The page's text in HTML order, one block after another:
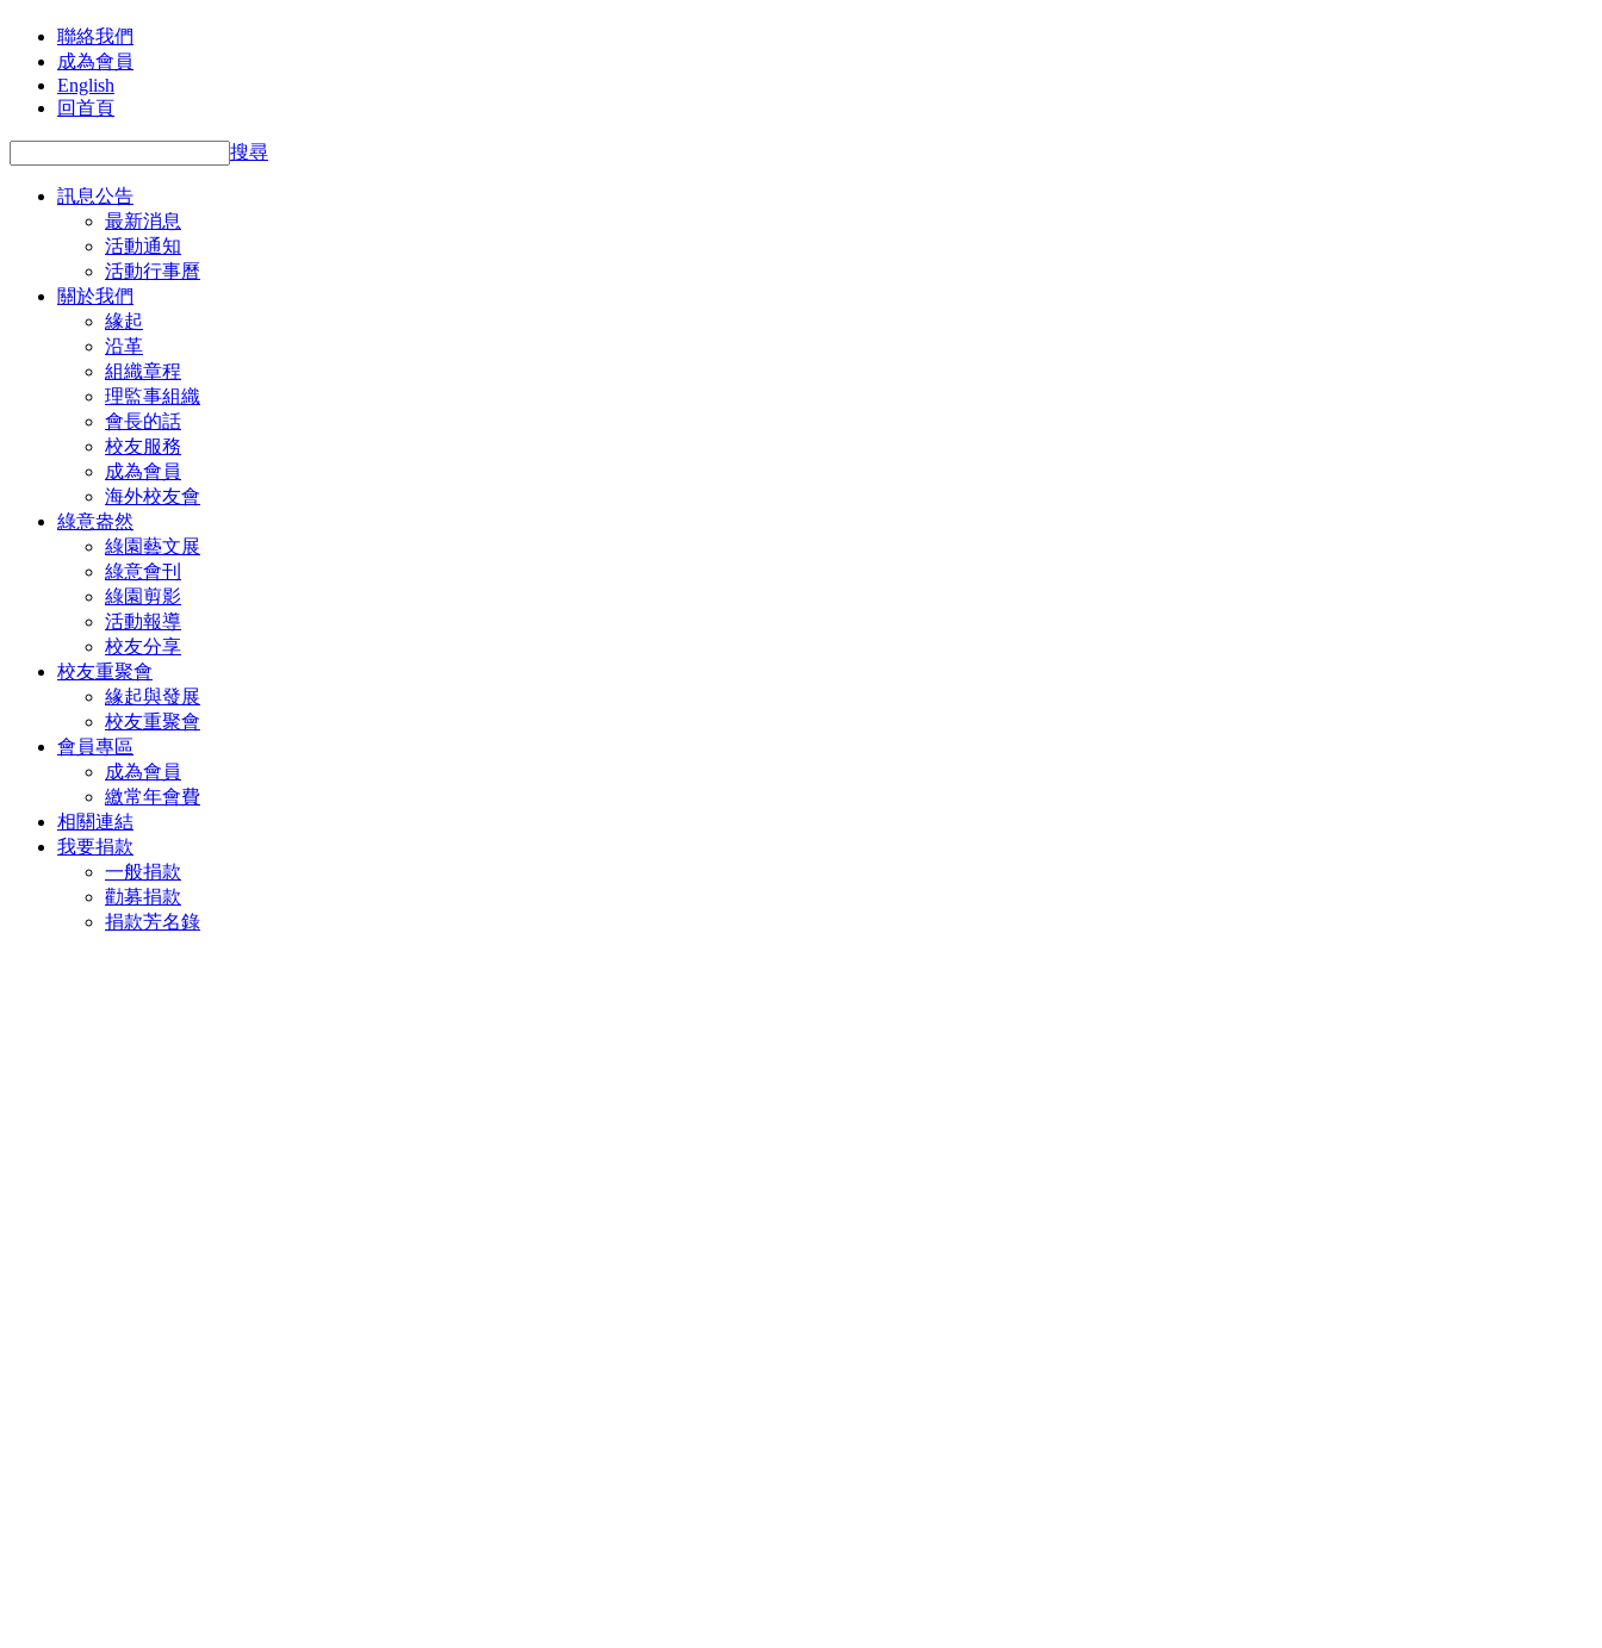
聯絡我們
成為會員
English
回首頁
搜尋
訊息公告
最新消息
活動通知
活動行事曆
關於我們
緣起
沿革
組織章程
理監事組織
會長的話
校友服務
成為會員
海外校友會
綠意盎然
綠園藝文展
綠意會刊
綠園剪影
活動報導
校友分享
校友重聚會
緣起與發展
校友重聚會
會員專區
成為會員
繳常年會費
相關連結
我要捐款
一般捐款
勸募捐款
捐款芳名錄